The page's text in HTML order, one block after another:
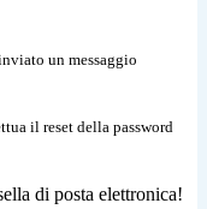
un messaggio
il reset della password
di posta elettronica!